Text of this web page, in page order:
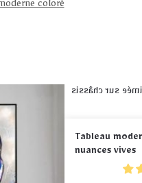
coloré
Tableau
nuances vives